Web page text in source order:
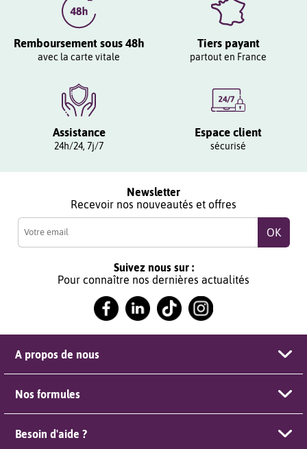
Remboursement sous 48h
avec la carte vitale
Tiers payant
partout en France
Assistance
24h/24, 7j/7
Espace client
sécurisé
Newsletter
Recevoir nos nouveautés et offres
Suivez nous sur :
Pour connaître nos dernières actualités
A propos de nous
Nos formules
Besoin d'aide ?